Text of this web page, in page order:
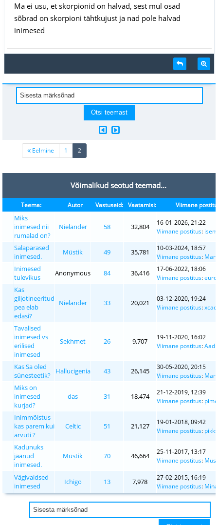
Ma ei usu, et skorpionid on halvad, sest mul osad
sõbrad on skorpioni tähtkujust ja nad pole halvad
inimesed
Eelmine 1 2
Võimalikud seotud teemad...
Teema: Autor Vastuseid: Vaatamisi: Viimane
Miks
inimesed nii
rumalad on?
Nielander 58 32,804
16-01-2026, 21:22
Viimane postitus:
Salapärased
inimesed.
Müstik 49 35,781
10-03-2024, 18:57
Viimane postitus:
Inimesed
tulevikus
Anonymous 84 36,416
17-06-2022, 18:06
Viimane postitus:
Kas
giljotineeritud
pea elab
edasi?
Nielander 33 20,021
03-12-2020, 19:24
Viimane postitus:xcad
Tavalised
inimesed vs
erilised
inimesed
Sekhmet 26 9,707
19-11-2020, 16:02
Viimane postitus:
Kas Sa oled
sünesteetik?
Hallucigenia 43 26,145
30-05-2020, 20:15
Viimane postitus:
Miks on
inimesed
kurjad?
das 31 18,474
21-12-2019, 12:39
Viimane postitus:
Inimmõistus -
kas parem kui
arvuti ?
Celtic 51 21,127
19-01-2018, 09:42
Viimane postitus:
Kadunuks
jäänud
inimesed.
Müstik 70 46,664
25-11-2017, 13:17
Viimane postitus:
Vägivaldsed
inimesed
Ichigo 13 7,978
27-02-2015, 16:19
Viimane postitus: